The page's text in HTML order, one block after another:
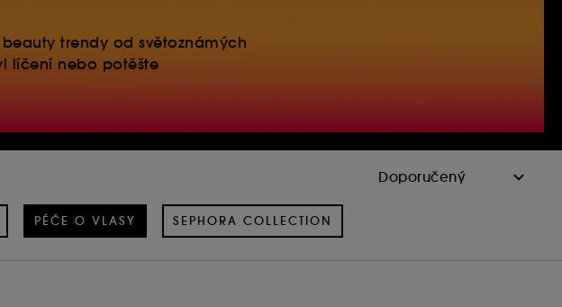
trendy od světoznámých
líčení nebo potěšte
PÉČE O VLASY SEPHORA COLLECTION